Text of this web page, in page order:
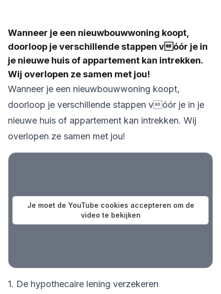
Wanneer je een nieuwbouwwoning koopt,
doorloop je verschillende stappen vóór je in
je nieuwe huis of appartement kan intrekken.
Wij overlopen ze samen met jou!
Wanneer je een nieuwbouwwoning koopt,
doorloop je verschillende stappen vóór je in je
nieuwe huis of appartement kan intrekken. Wij
overlopen ze samen met jou!
Je moet de YouTube cookies accepteren om de
video te bekijken
1. De hypothecaire lening verzekeren